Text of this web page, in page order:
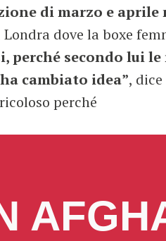
di marzo e
dove la boxe
perché secondo lui
cambiato idea”,
perché